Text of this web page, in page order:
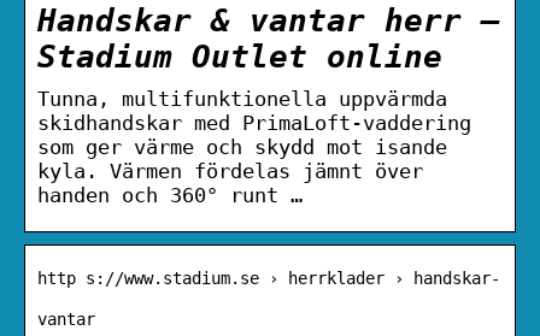
Handskar & vantar herr –
Stadium Outlet online
Tunna, multifunktionella uppvärmda
skidhandskar med PrimaLoft-vaddering
som ger värme och skydd mot isande
kyla. Värmen fördelas jämnt över
handen och 360° runt …
http s://www.stadium.se › herrklader › handskar-
vantar